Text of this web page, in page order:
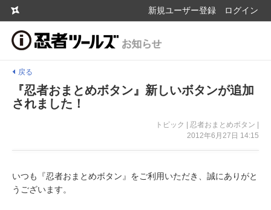
新規ユーザー登録 ログイン
戻る
『忍者おまとめボタン』新しいボタンが追加
されました！
トピック | 忍者おまとめボタン |
2012年6月27日 14:15
いつも『忍者おまとめボタン』をご利用いただき、誠にありがと
うございます。